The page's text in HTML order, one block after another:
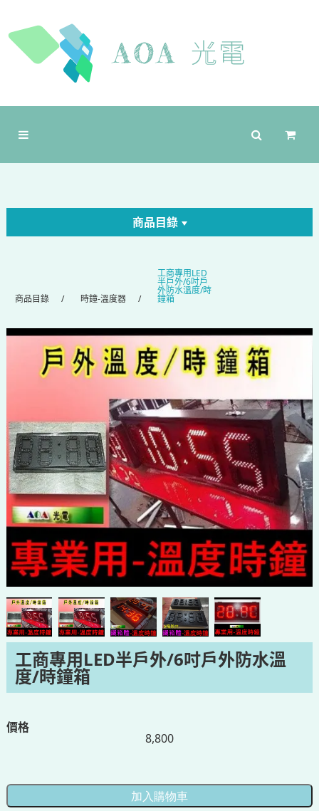
商品目錄
商品目錄 時鐘-溫度器
工商專用LED
半戶外/6吋戶
外防水溫度/時
鐘箱
工商專用LED半戶外/6吋戶外防水溫
度/時鐘箱
價格
8,800